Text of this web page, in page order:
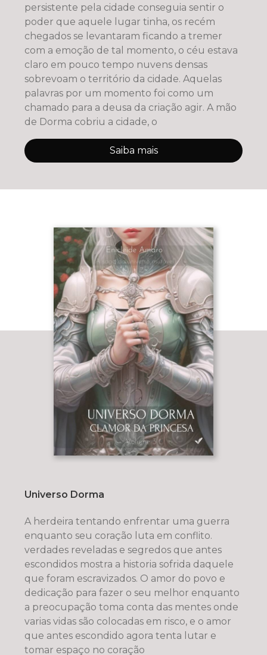
persistente pela cidade conseguia sentir o
poder que aquele lugar tinha, os recém
chegados se levantaram ficando a tremer
com a emoção de tal momento, o céu estava
claro em pouco tempo nuvens densas
sobrevoam o território da cidade. Aquelas
palavras por um momento foi como um
chamado para a deusa da criação agir. A mão
de Dorma cobriu a cidade, o
Saiba mais
Universo Dorma
A herdeira tentando enfrentar uma guerra
enquanto seu coração luta em conflito.
verdades reveladas e segredos que antes
escondidos mostra a historia sofrida daquele
que foram escravizados. O amor do povo e
dedicação para fazer o seu melhor enquanto
a preocupação toma conta das mentes onde
varias vidas são colocadas em risco, e o amor
que antes escondido agora tenta lutar e
tomar espaço no coração